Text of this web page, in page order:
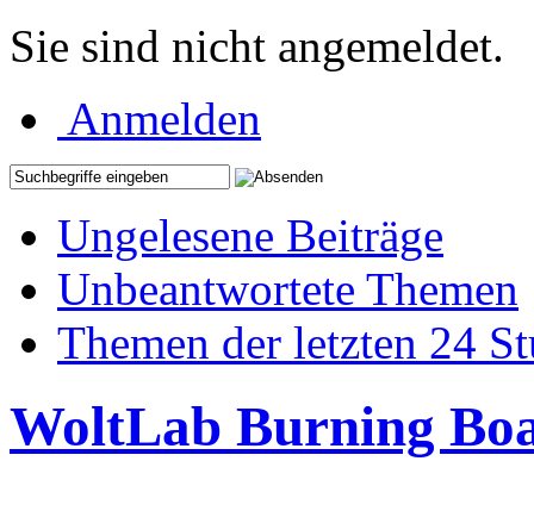
Sie sind nicht angemeldet.
Anmelden
Ungelesene Beiträge
Unbeantwortete Themen
Themen der letzten 24
WoltLab Burning